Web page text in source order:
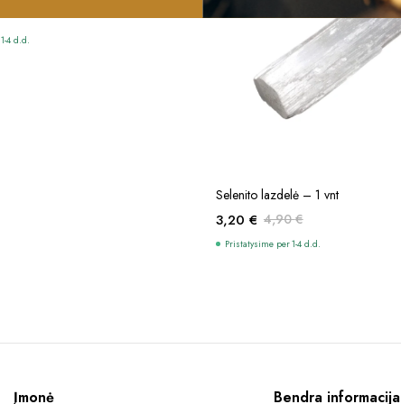
4 d.d.
Į KREPŠELĮ
Selenito lazdelė – 1 vnt
4,90€
Original
3,20 €
Current
Pristatysime per 1-4 d.d.
Įmonė Bendra informacija